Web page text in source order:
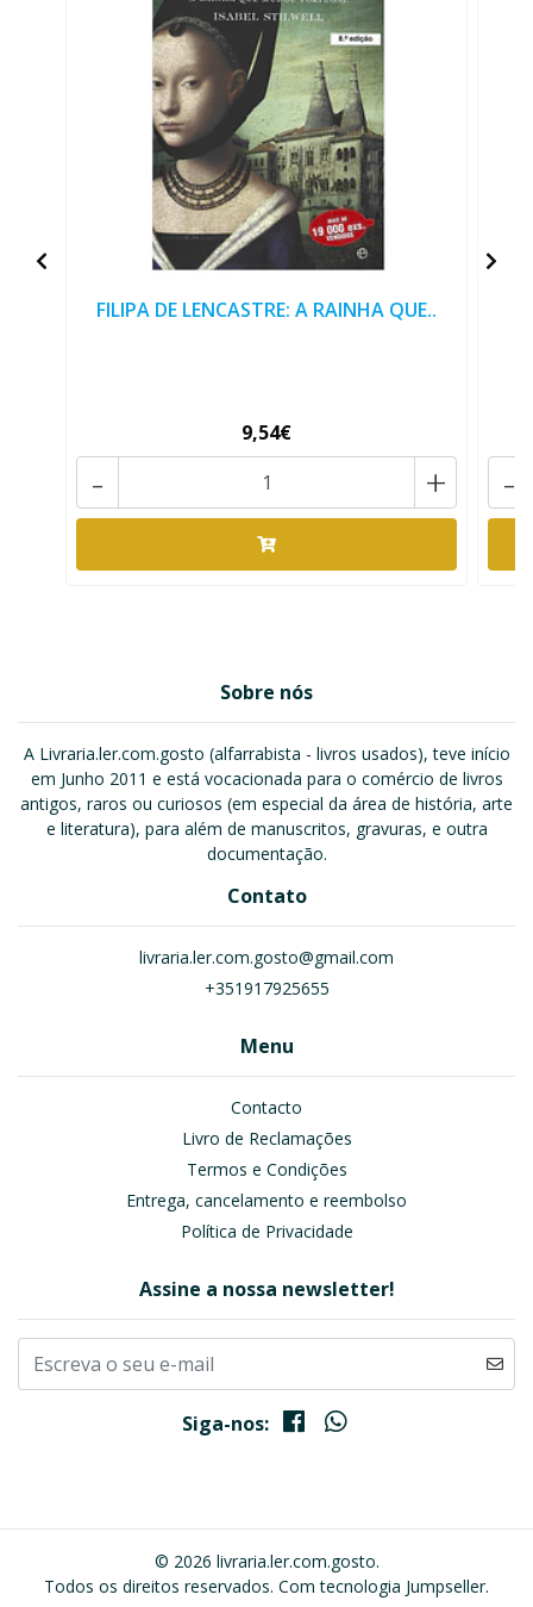
FILIPA DE LENCASTRE: A RAINHA QUE..
9,54€
+
- -
Sobre nós
A Livraria.ler.com.gosto (alfarrabista - livros usados), teve início
em Junho 2011 e está vocacionada para o comércio de livros
antigos, raros ou curiosos (em especial da área de história, arte
e literatura), para além de manuscritos, gravuras, e outra
documentação.
Contato
livraria.ler.com.gosto@gmail.com
+351917925655
Menu
Contacto
Livro de Reclamações
Termos e Condições
Entrega, cancelamento e reembolso
Política de Privacidade
Assine a nossa newsletter!
Siga-nos:
© 2026 livraria.ler.com.gosto.
Todos os direitos reservados. Com tecnologia Jumpseller.